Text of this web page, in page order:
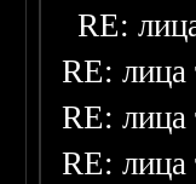
RE:
RE: лица
RE: лица
RE: лица